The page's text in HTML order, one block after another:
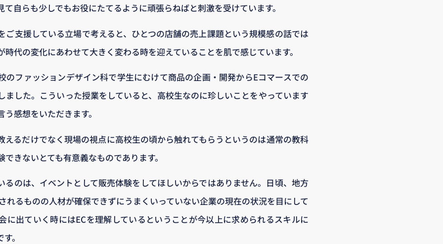
自らも少しでもお役にたてるように頑張らねばと刺激を受けています。
ご支援している立場で考えると、ひとつの店舗の売上課題という規模感の話では
代の変化にあわせて大きく変わる時を迎えていることを肌で感じています。
のファッションデザイン科で学生にむけて商品の企画・開発からEコマースでの
ました。こういった授業をしていると、高校生なのに珍しいことをやっています
感想をいただきます。
えるだけでなく現場の視点に高校生の頃から触れてもらうというのは通常の教科
きないとても有意義なものであります。
るのは、イベントとして販売体験をしてほしいからではありません。日頃、地方
れるものの人材が確保できずにうまくいっていない企業の現在の状況を目にして
に出ていく時にはECを理解しているということが今以上に求められるスキルに
。